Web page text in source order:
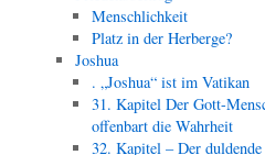
Menschlichkeit
Platz in der Herberge?
Joshua
. „Joshua“ ist im Vatikan
31. Kapitel Der Gott-
offenbart die Wahrheit
32. Kapitel – Der duldende